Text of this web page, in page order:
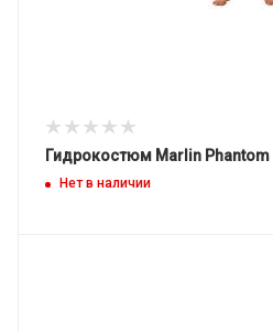
Гидрокостюм Marlin
Нет в наличии